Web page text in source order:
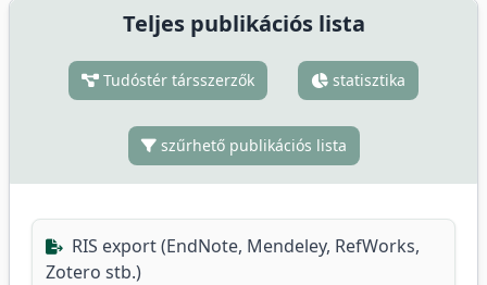
Teljes publikációs lista
Tudóstér társszerzők statisztika
szűrhető publikációs lista
RIS export (EndNote, Mendeley, RefWorks,
Zotero stb.)